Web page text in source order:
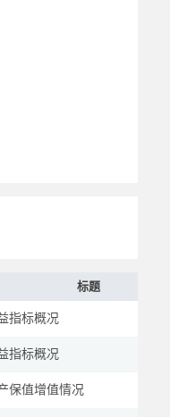
标题
指标概况
指标概况
保值增值情况